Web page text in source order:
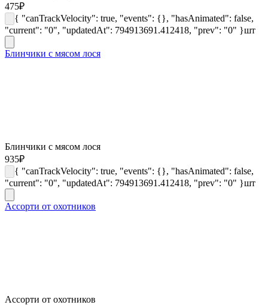
475₽
{ "canTrackVelocity": true, "events": {}, "hasAnimated": false,
"current": "0", "updatedAt": 794913691.412418, "prev": "0" }шт
Блинчики с мясом лося
Блинчики с мясом лося
935₽
{ "canTrackVelocity": true, "events": {}, "hasAnimated": false,
"current": "0", "updatedAt": 794913691.412418, "prev": "0" }шт
Ассорти от охотников
Ассорти от охотников